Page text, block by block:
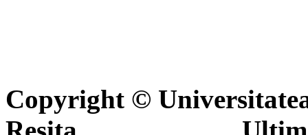
Copyright ©